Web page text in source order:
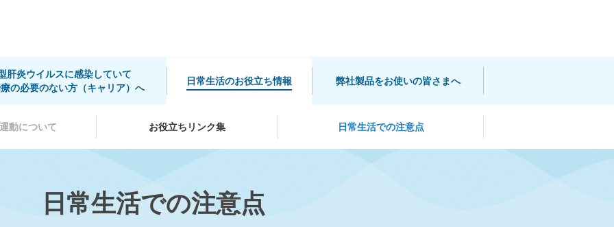
肝炎ウイルスに感染していて
の必要のない方（キャリア）へ
日常生活のお役立ち情報
運動について お役立ちリンク集 日常生活での注意点
弊社製品をお使いの皆さまへ
日常生活での注意点